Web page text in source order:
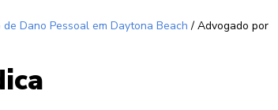
Dano Pessoal em Daytona Beach / Advogado por